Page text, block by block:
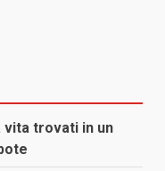
vita trovati in un